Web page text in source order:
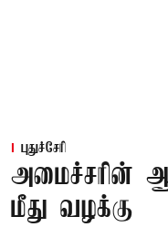
புதுச்சேரி
அமைச்சரின்
மீது வழக்கு